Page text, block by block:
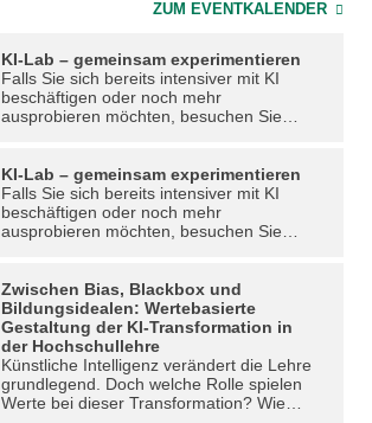
ZUM EVENTKALENDER
KI-Lab – gemeinsam experimentieren
Falls Sie sich bereits intensiver mit KI
beschäftigen oder noch mehr
ausprobieren möchten, besuchen Sie
Experimentieren mit KI-Anwendungen.
Das KI-Lab findet regelmäßig freitags im
ZML, InformatiKOM (Geb. 50.19, 4. OG,
Raum 459) statt. Alle Termine und
vorbei!
KI-Lab – gemeinsam experimentieren
Falls Sie sich bereits intensiver mit KI
beschäftigen oder noch mehr
ausprobieren möchten, besuchen Sie
Experimentieren mit KI-Anwendungen.
Das KI-Lab findet regelmäßig freitags im
ZML, InformatiKOM (Geb. 50.19, 4. OG,
Raum 459) statt. Alle Termine und
Austausch finden Sie auch in der KI-
Community auf MS-Teams Kommen Sie
vorbei!
Zwischen Bias, Blackbox und
Bildungsidealen: Wertebasierte
Gestaltung der KI-Transformation in
der Hochschullehre
Künstliche Intelligenz verändert die Lehre
grundlegend. Doch welche Rolle spielen
Werte bei dieser Transformation? Wie